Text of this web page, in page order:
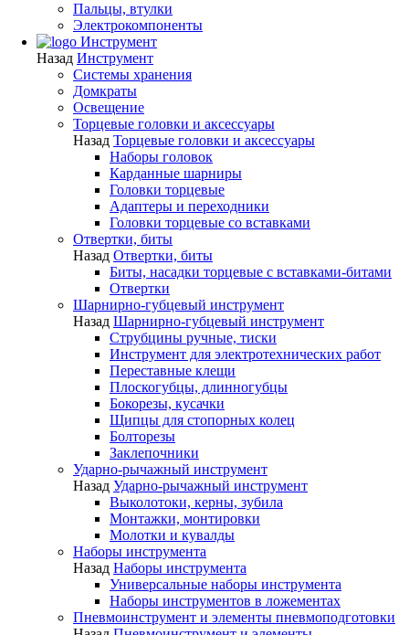
Пальцы, втулки
Электрокомпоненты
Инструмент
Назад Инструмент
Системы хранения
Домкраты
Освещение
Торцевые головки и аксессуары
Назад Торцевые головки и аксессуары
Наборы головок
Карданные шарниры
Головки торцевые
Адаптеры и переходники
Головки торцевые со вставками
Отвертки, биты
Назад Отвертки, биты
Биты, насадки торцевые с вставками-битами
Отвертки
Шарнирно-губцевый инструмент
Назад Шарнирно-губцевый инструмент
Струбцины ручные, тиски
Инструмент для электротехнических работ
Переставные клещи
Плоскогубцы, длинногубцы
Бокорезы, кусачки
Щипцы для стопорных колец
Болторезы
Заклепочники
Ударно-рычажный инструмент
Назад Ударно-рычажный инструмент
Выколотоки, керны, зубила
Монтажки, монтировки
Молотки и кувалды
Наборы инструмента
Назад Наборы инструмента
Универсальные наборы инструмента
Наборы инструментов в ложементах
Пневмоинструмент и элементы пневмоподготовки